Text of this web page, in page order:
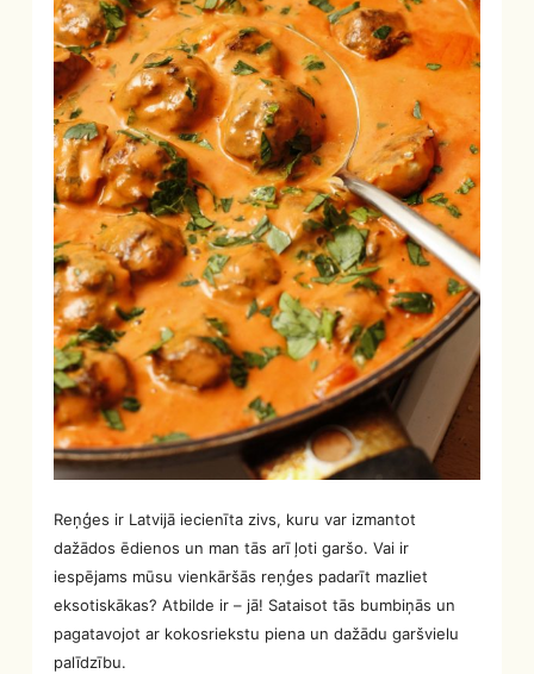
Reņģes ir Latvijā iecienīta zivs, kuru var izmantot
dažādos ēdienos un man tās arī ļoti garšo. Vai ir
iespējams mūsu vienkāršās reņģes padarīt mazliet
eksotiskākas? Atbilde ir – jā! Sataisot tās bumbiņās un
pagatavojot ar kokosriekstu piena un dažādu garšvielu
palīdzību.